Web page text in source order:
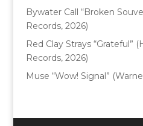
Bywater Call “Broken
Records, 2026)
Red Clay Strays “Grateful”
Records, 2026)
Muse “Wow! Signal”